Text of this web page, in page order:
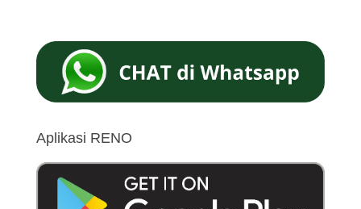
Aplikasi RENO